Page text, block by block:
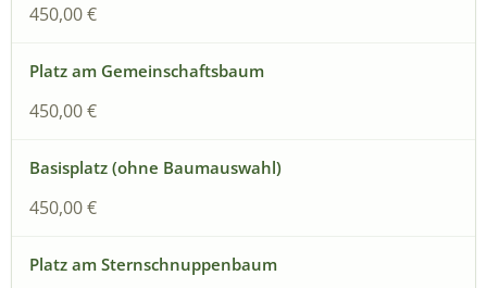
450,00 €
450,00 €
450,00 €